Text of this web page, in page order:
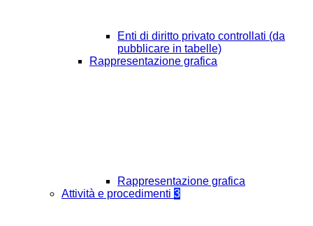
Enti di diritto privato controllati (da
pubblicare in tabelle)
Rappresentazione grafica
Rappresentazione grafica
Attività e procedimenti 3